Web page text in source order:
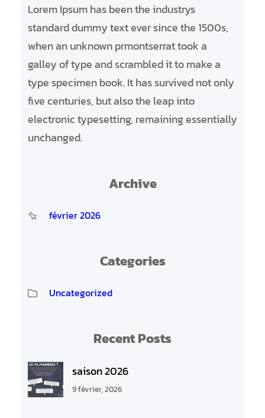
Lorem Ipsum has been the industrys
standard dummy text ever since the 1500s,
when an unknown prmontserrat took a
galley of type and scrambled it to make a
type specimen book. It has survived not only
five centuries, but also the leap into
electronic typesetting, remaining essentially
unchanged.
Archive
février 2026
Categories
Uncategorized
Recent Posts
saison 2026
9 février, 2026